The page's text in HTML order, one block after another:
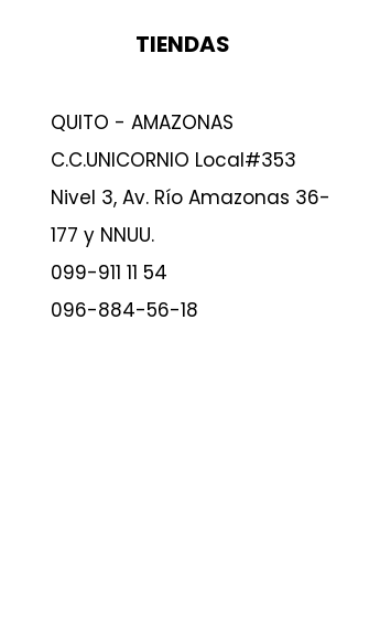
TIENDAS
QUITO - AMAZONAS
C.C.UNICORNIO Local#353
Nivel 3, Av. Río Amazonas 36-
177 y NNUU.
099-911 11 54
096-884-56-18